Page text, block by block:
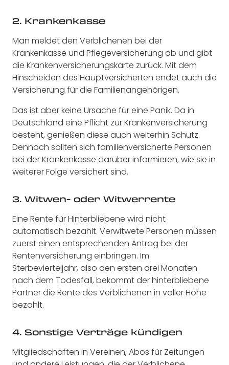
2. Krankenkasse
Man meldet den Verblichenen bei der
Krankenkasse und Pflegeversicherung ab und gibt
die Krankenversicherungskarte zurück. Mit dem
Hinscheiden des Hauptversicherten endet auch die
Versicherung für die Familienangehörigen.
Das ist aber keine Ursache für eine Panik. Da in
Deutschland eine Pflicht zur Krankenversicherung
besteht, genießen diese auch weiterhin Schutz.
Dennoch sollten sich familienversicherte Personen
bei der Krankenkasse darüber informieren, wie sie in
weiterer Folge versichert sind.
3. Witwen- oder Witwerrente
Eine Rente für Hinterbliebene wird nicht
automatisch bezahlt. Verwitwete Personen müssen
zuerst einen entsprechenden Antrag bei der
Rentenversicherung einbringen. Im
Sterbevierteljahr, also den ersten drei Monaten
nach dem Todesfall, bekommt der hinterbliebene
Partner die Rente des Verblichenen in voller Höhe
bezahlt.
4. Sonstige Verträge kündigen
Mitgliedschaften in Vereinen, Abos für Zeitungen